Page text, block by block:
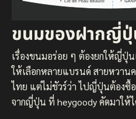
ขนมของฝากญี่ปุ่
เรื่องขนมอร่อย ๆ ต้องยกให้ญี่ปุ่
ให้เลือกหลายแบรนด์ สายหวาน
ไทย แต่ไม่ชัวร์ว่า ไปญี่ปุ่นต้องซื้
จากญี่ปุ่น ที่ heygoody คัดมาให้ไ